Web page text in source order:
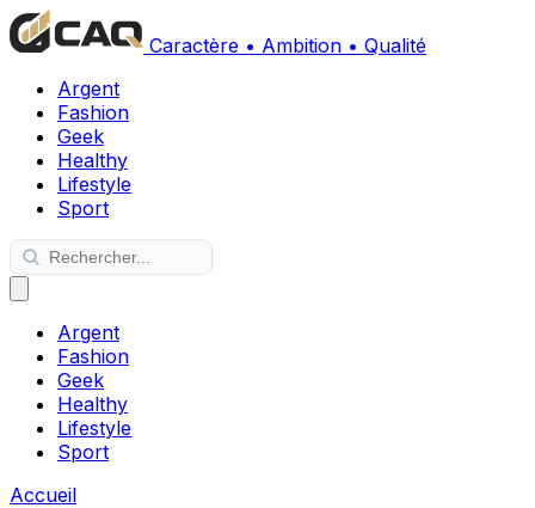
Caractère • Ambition • Qualité
Argent
Fashion
Geek
Healthy
Lifestyle
Sport
Argent
Fashion
Geek
Healthy
Lifestyle
Sport
Accueil